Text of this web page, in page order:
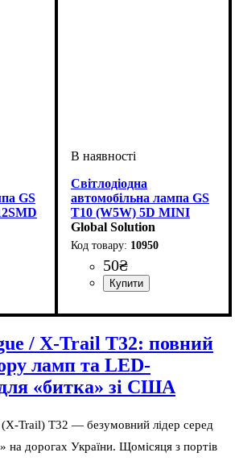
GS
24V
Світлодіодна
автомобільна лампа GS
T10 (W5W) 5D MINI
CRISTAL CERAMIC 10-
15V White
Global Solution
10950
50₴
Габаритні вогні
6000 K
/ X-Trail T32: повний
ламп та LED-
«битка» зі США
Trail) T32 — безумовний лідер серед
на дорогах України. Щомісяця з портів